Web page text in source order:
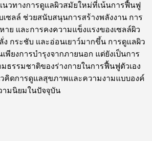
นวทางการดูแลผิวสมัยใหม่ที่เน้นการฟื้นฟู
ซลล์ ช่วยสนับสนุนการสร้างพลังงาน การ
ย และการคงความแข็งแรงของเซลล์ผิว
ง กระชับ และอ่อนเยาว์มากขึ้น การดูแลผิว
เพียงการบำรุงจากภายนอก แต่ยังเป็นการ
ธรรมชาติของร่างกายในการฟื้นฟูตัวเอง
คิดการดูแลสุขภาพและความงามแบบองค์
ามนิยมในปัจจุบัน